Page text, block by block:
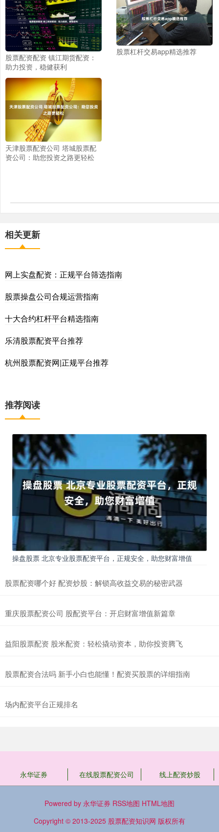
股票配资配资 镇江期货配资：
助力投资，稳健获利
股票杠杆交易app精选推荐
天津股票配资公司 塔城股票配
资公司：助您投资之路更轻松
相关更新
网上实盘配资：正规平台筛选指南
股票操盘公司合规运营指南
十大合约杠杆平台精选指南
乐清股票配资平台推荐
杭州股票配资网|正规平台推荐
推荐阅读
操盘股票 北京专业股票配资平台，正规安全，助您财富增值
股票配资哪个好 配资炒股：解锁高收益交易的秘密武器
重庆股票配资公司 股配资平台：开启财富增值新篇章
益阳股票配资 股米配资：轻松撬动资本，助你投资腾飞
股票配资合法吗 新手小白也能懂！配资买股票的详细指南
场内配资平台正规排名
永华证券 在线股票配资公司 线上配资炒股
Powered by 永华证券 RSS地图 HTML地图
Copyright © 2013-2025 股票配资知识网 版权所有